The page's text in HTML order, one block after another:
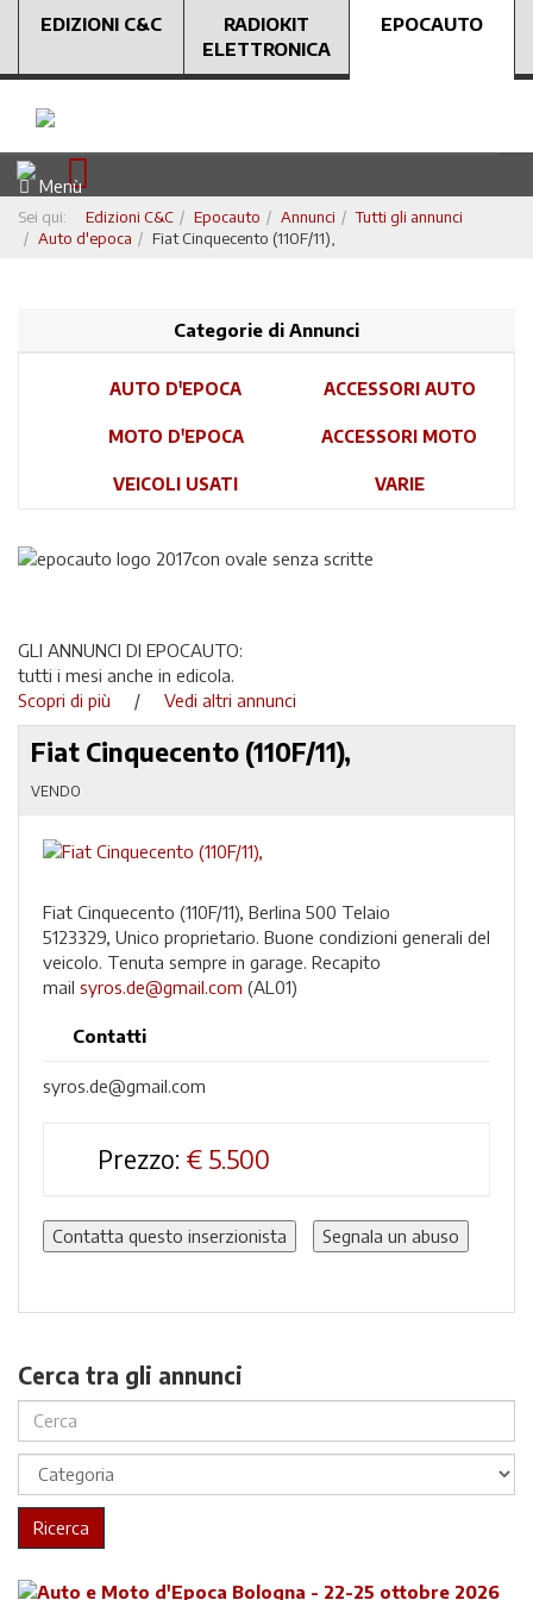
EDIZIONI C&C
RADIOKIT
ELETTRONICA
EPOCAUTO
Menù
Sei qui: Edizioni C&C Epocauto Annunci
Tutti gli annunci
Auto d'epoca
Fiat Cinquecento (110F/11),
Categorie di Annunci
AUTO D'EPOCA ACCESSORI AUTO
MOTO D'EPOCA ACCESSORI MOTO
VEICOLI USATI VARIE
GLI ANNUNCI DI EPOCAUTO:
tutti i mesi anche in edicola.
Scopri di più
/ Vedi altri annunci
Fiat Cinquecento (110F/11),
VENDO
Fiat Cinquecento (110F/11), Berlina 500 Telaio
5123329, Unico proprietario. Buone condizioni generali del
veicolo. Tenuta sempre in garage. Recapito
mail syros.de@gmail.com (AL01)
Contatti
syros.de@gmail.com
Prezzo: € 5.500
Contatta questo inserzionista Segnala un abuso
Cerca tra gli annunci
Ricerca